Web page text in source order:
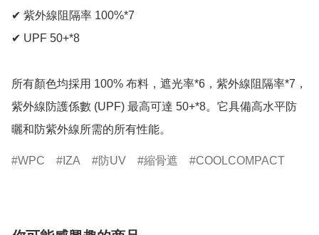
✔ 紫外線阻隔率 100%*7
✔ UPF 50+*8
所有顏色均採用 100% 布料，遮光率*6，紫外線阻隔率*7，
紫外線防護係數 (UPF) 最高可達 50+*8。它具備高水平防
WPC IZA 防UV 縮骨遮 COOLCOMPACT